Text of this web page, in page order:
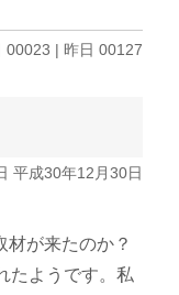
00023 | 昨日 00127
平成30年12月30日
が来たのか？
たようです。私